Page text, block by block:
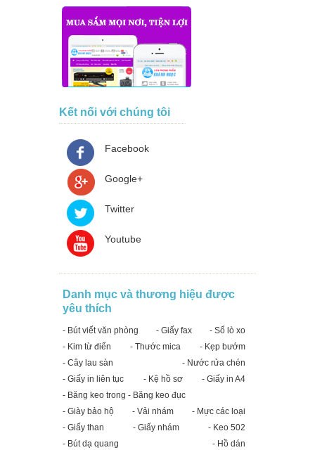
Kết nối với chúng tôi
Facebook
Google+
Twitter
Youtube
Danh mục và thương hiệu được
yêu thích
- Bút viết văn phòng - Giấy fax
- Sổ lò xo
- Kim từ điển
- Thước mica
- Kẹp bướm
- Cây lau sàn
- Nước rửa chén
- Giấy in liên tục
- Kệ hồ sơ
- Giấy in A4
- Băng keo trong - Băng keo đục
- Giày bảo hộ
- Vải nhám
- Mực các loại
- Giấy than
- Giấy nhám
- Keo 502
- Bút dạ quang
- Hồ dán